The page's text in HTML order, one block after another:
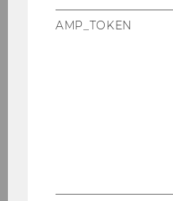
AMP_TOKEN